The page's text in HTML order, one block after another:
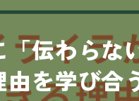
「伝わらな
由を学び合